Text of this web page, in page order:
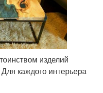
изделий
каждого интерьера